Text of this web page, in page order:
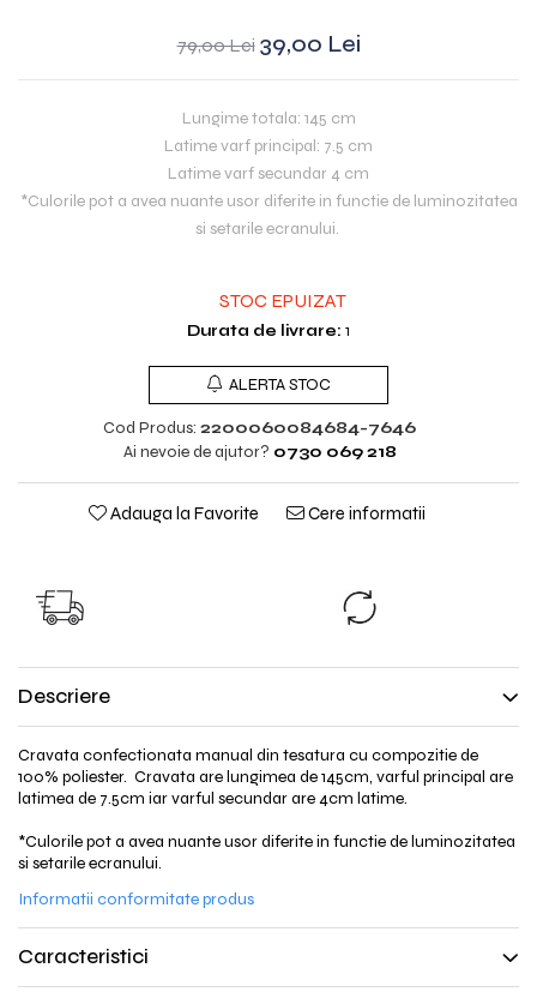
79,00 Lei 39,00 Lei
Lungime totala: 145 cm
Latime varf principal: 7.5 cm
Latime varf secundar 4 cm
*Culorile pot a avea nuante usor diferite in functie de luminozitatea
si setarile ecranului.
STOC EPUIZAT
Durata de livrare: 1
ALERTA STOC
Cod Produs: 2200060084684-7646
Ai nevoie de ajutor? 0730 069 218
Adauga la Favorite Cere informatii
Descriere
Cravata confectionata manual din tesatura cu compozitie de
100% poliester. Cravata are lungimea de 145cm, varful principal are
latimea de 7.5cm iar varful secundar are 4cm latime.
*Culorile pot a avea nuante usor diferite in functie de luminozitatea
si setarile ecranului.
Informatii conformitate produs
Caracteristici